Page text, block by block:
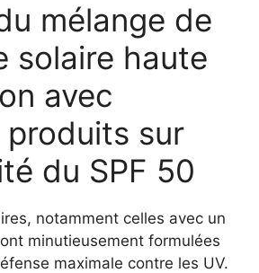
mélange de
solaire haute
avec
produits sur
du SPF 50
notamment celles avec un
minutieusement formulées
maximale contre les UV.